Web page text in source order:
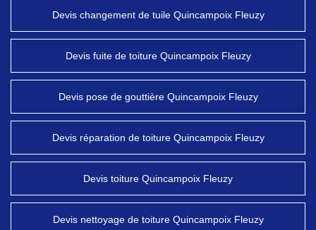
Devis changement de tuile Quincampoix Fleuzy
Devis fuite de toiture Quincampoix Fleuzy
Devis pose de gouttière Quincampoix Fleuzy
Devis réparation de toiture Quincampoix Fleuzy
Devis toiture Quincampoix Fleuzy
Devis nettoyage de toiture Quincampoix Fleuzy